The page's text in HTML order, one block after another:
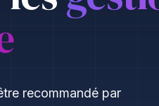
recommandé par